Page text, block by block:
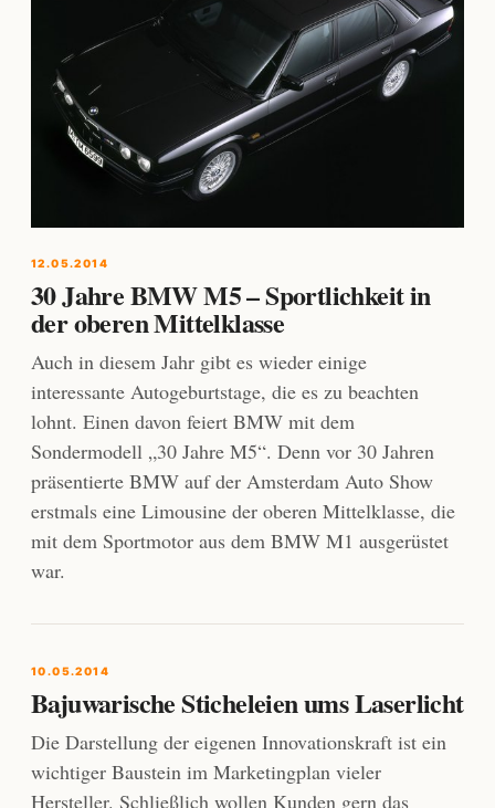
12.05.2014
30 Jahre BMW M5 – Sportlichkeit in
der oberen Mittelklasse
Auch in diesem Jahr gibt es wieder einige
interessante Autogeburtstage, die es zu beachten
lohnt. Einen davon feiert BMW mit dem
Sondermodell „30 Jahre M5“. Denn vor 30 Jahren
präsentierte BMW auf der Amsterdam Auto Show
erstmals eine Limousine der oberen Mittelklasse, die
mit dem Sportmotor aus dem BMW M1 ausgerüstet
war.
10.05.2014
Bajuwarische Sticheleien ums Laserlicht
Die Darstellung der eigenen Innovationskraft ist ein
wichtiger Baustein im Marketingplan vieler
Hersteller. Schließlich wollen Kunden gern das